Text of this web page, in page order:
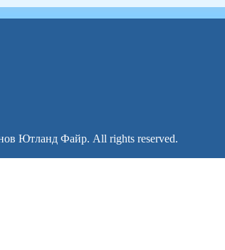
Ютланд Файр. All rights reserved.